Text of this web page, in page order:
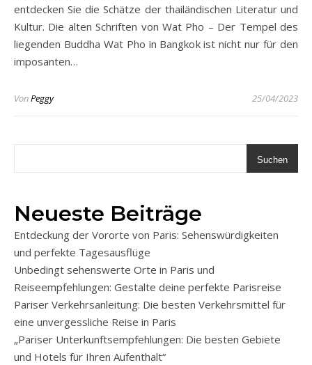
entdecken Sie die Schätze der thailändischen Literatur und
Kultur. Die alten Schriften von Wat Pho – Der Tempel des
liegenden Buddha Wat Pho in Bangkok ist nicht nur für den
imposanten…
VonPeggy 25/04/2023
Suchen
Neueste Beiträge
Entdeckung der Vororte von Paris: Sehenswürdigkeiten
und perfekte Tagesausflüge
Unbedingt sehenswerte Orte in Paris und
Reiseempfehlungen: Gestalte deine perfekte Parisreise
Pariser Verkehrsanleitung: Die besten Verkehrsmittel für
eine unvergessliche Reise in Paris
„Pariser Unterkunftsempfehlungen: Die besten Gebiete
und Hotels für Ihren Aufenthalt“